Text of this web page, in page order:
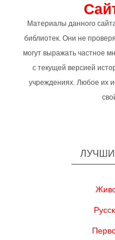
Материалы данного
библиотек. Они не
могут выражать частное
с текущей версией
учреждениях. Любое их